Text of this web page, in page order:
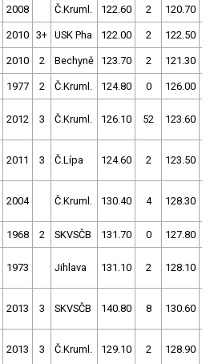
2008 Č.Kruml. 122.60 2 120.70
2010 3+ USK Pha 122.00 2 122.50
2010 2 Bechyně 123.70 2 121.30
1977 2 Č.Kruml. 124.80 0 126.00
2012 3 Č.Kruml. 126.10 52 123.60
2011 3 Č.Lípa 124.60 2 123.50
2004 Č.Kruml. 130.40 4 128.30
1968 2 SKVSČB 131.70 0 127.80
1973 Jihlava 131.10 2 128.10
2013 3 SKVSČB 140.80 8 130.60
2013 3 Č.Kruml. 129.10 2 128.90